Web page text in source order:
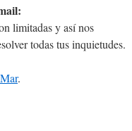
limitadas y así nos
todas tus inquietudes.
.